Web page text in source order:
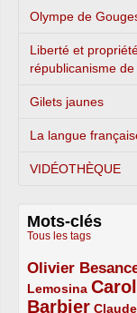
Olympe de
Liberté et
républicanisme
Gilets jaunes
La langue
VIDÉOTHÈQUE
Mots-clés
Tous les tags
Olivier
3/5
3/5
2/5
Lemosina
2/5
4/5
Barbier
4/5
2/5
2/5